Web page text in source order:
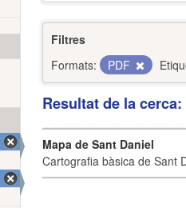
Filtres
Formats:
PDF
Resultat de la
Mapa de Sant Daniel
Cartografia bàsica de Sant